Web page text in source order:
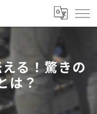
る！驚きの
は？